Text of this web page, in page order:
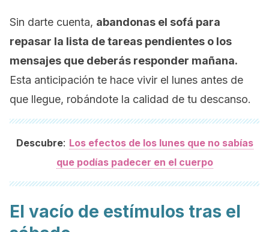
Sin darte cuenta, abandonas el sofá para
repasar la lista de tareas pendientes o los
mensajes que deberás responder mañana.
Esta anticipación te hace vivir el lunes antes de
que llegue, robándote la calidad de tu descanso.
Descubre: Los efectos de los lunes que no sabías
que podías padecer en el cuerpo
El vacío de estímulos tras el